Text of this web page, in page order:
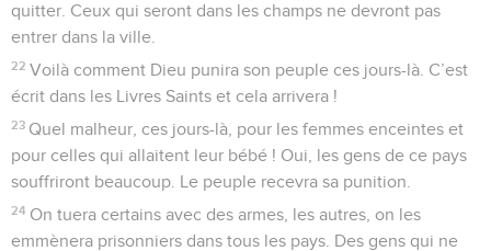
quitter. Ceux qui seront dans les champs ne devront pas
entrer dans la ville.
22 Voilà comment Dieu punira son peuple ces jours-là. C’est
écrit dans les Livres Saints et cela arrivera !
23 Quel malheur, ces jours-là, pour les femmes enceintes et
pour celles qui allaitent leur bébé ! Oui, les gens de ce pays
souffriront beaucoup. Le peuple recevra sa punition.
24 On tuera certains avec des armes, les autres, on les
emmènera prisonniers dans tous les pays. Des gens qui ne